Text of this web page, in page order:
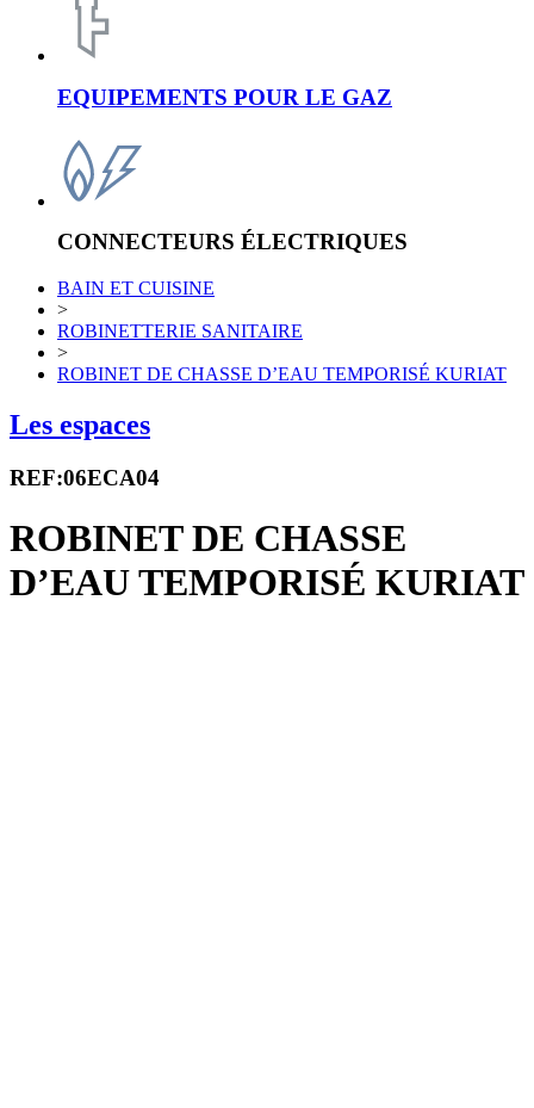
EQUIPEMENTS POUR LE GAZ
CONNECTEURS ÉLECTRIQUES
BAIN ET CUISINE
>
ROBINETTERIE SANITAIRE
>
ROBINET DE CHASSE D’EAU TEMPORISÉ KURIAT
Les espaces
REF:06ECA04
ROBINET DE CHASSE
D’EAU TEMPORISÉ KURIAT